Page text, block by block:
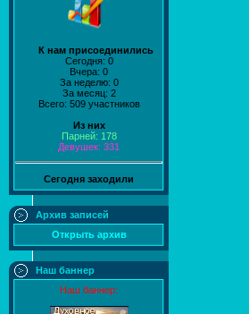
К нам присоединились
Сегодня: 0
Вчера: 0
За неделю: 0
За месяц: 2
Всего: 509 участников
Из них
Парней: 178
Девушек: 331
Сегодня заходили
Архив записей
Открыть архив
Наш баннер
Наш баннер: